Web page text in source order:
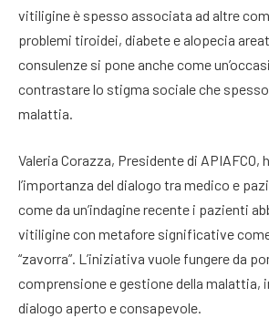
vitiligine è spesso associata ad altre
problemi tiroidei, diabete e alopecia
consulenze si pone anche come
contrastare lo stigma sociale che
malattia.
Valeria Corazza, Presidente di
l’importanza del dialogo tra medico e
come da un’indagine recente i pazienti
vitiligine con metafore significative come
“zavorra”. L’iniziativa vuole fungere da
comprensione e gestione della malattia,
dialogo aperto e consapevole.